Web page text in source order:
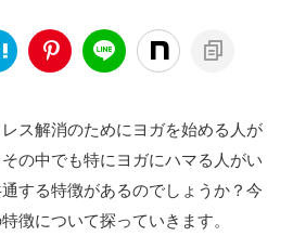
ス解消のためにヨガを始める人が
の中でも特にヨガにハマる人がい
する特徴があるのでしょうか？今
徴について探っていきます。